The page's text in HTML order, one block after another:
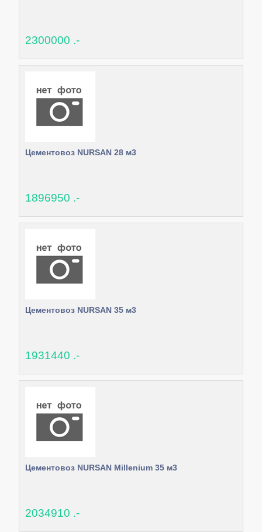
2300000 .-
Цементовоз NURSAN 28 м3
1896950 .-
Цементовоз NURSAN 35 м3
1931440 .-
Цементовоз NURSAN Millenium 35 м3
2034910 .-